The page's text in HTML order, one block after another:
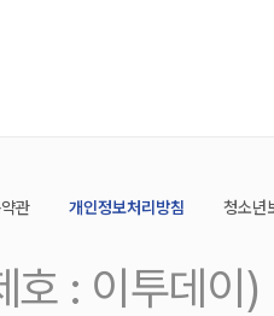
관 개인정보처리방침 청소년
호 : 이투데